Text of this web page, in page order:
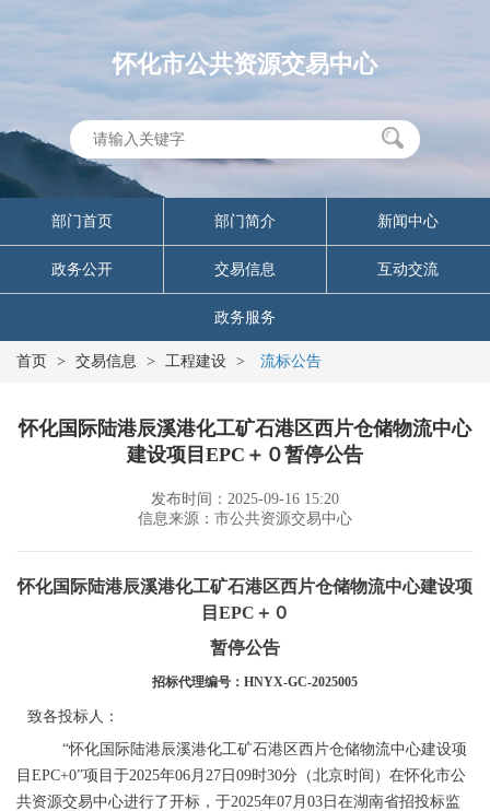
怀化市公共资源交易中心
部门首页 部门简介 新闻中心
政务公开 交易信息 互动交流
政务服务
首页 > 交易信息 > 工程建设 > 流标公告
怀化国际陆港辰溪港化工矿石港区西片仓储物流中心
建设项目EPC＋０暂停公告
发布时间：2025-09-16 15:20
信息来源：市公共资源交易中心
怀化国际陆港辰溪港化工矿石港区西片仓储物流中心建设项
目 EPC＋０
暂停公告
招标代理编号：HNYX-GC-2025005
致各投标人：
“怀化国际陆港辰溪港化工矿石港区西片仓储物流中心建设项
目EPC+0”项目于2025年06月27日09时30分（北京时间）在怀化市公
共资源交易中心进行了开标，于2025年07月03日在湖南省招投标监